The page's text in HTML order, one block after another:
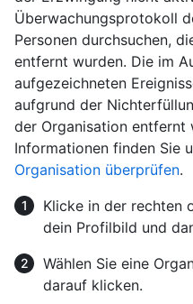
Überwachungsprotokoll
Personen durchsuchen,
entfernt wurden. Die im
aufgezeichneten
aufgrund der
der Organisation entfernt
Informationen finden Sie
Organisation überprüfen.
Klicke in der rechten
dein Profilbild und
Wählen Sie eine
darauf klicken.